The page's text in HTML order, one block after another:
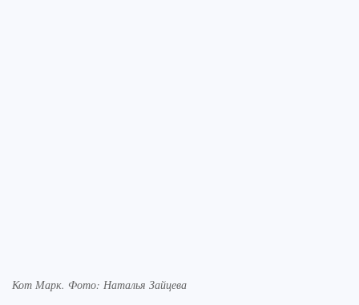
Кот Марк. Фото: Наталья Зайцева